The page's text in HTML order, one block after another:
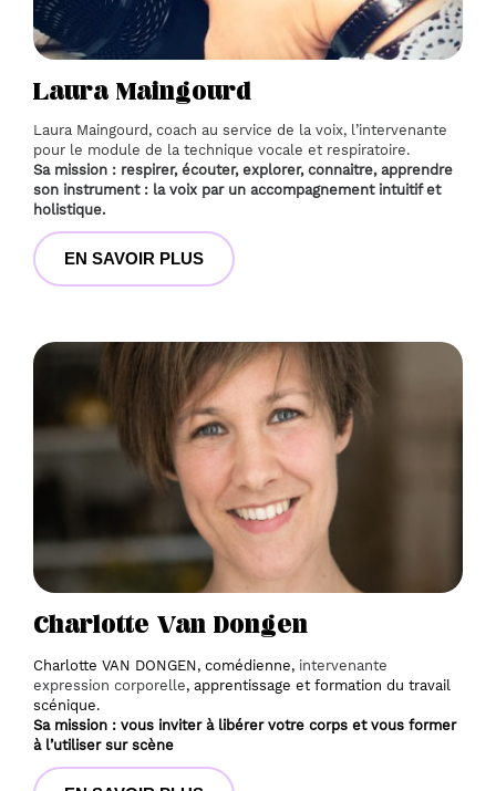
Laura Maingourd﻿
Laura Maingourd, coach au service de la voix, l’intervenante
pour le module de la technique vocale et respiratoire.
Sa mission : respirer, écouter, explorer, connaitre, apprendre
son instrument : la voix par un accompagnement intuitif et
holistique.
EN SAVOIR PLUS
Charlotte Van Dongen
Charlotte VAN DONGEN, comédienne, intervenante
expression corporelle, apprentissage et formation du travail
scénique.
Sa mission : vous inviter à libérer votre corps et vous former
à l’utiliser sur scène